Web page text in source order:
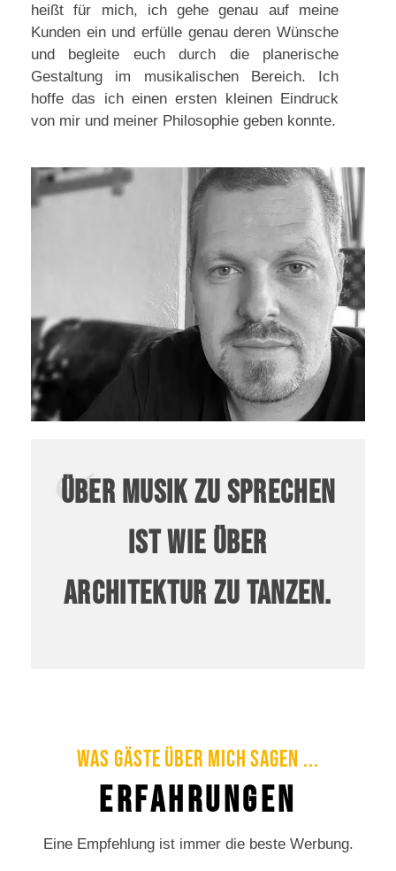
heißt für mich, ich gehe genau auf meine
Kunden ein und erfülle genau deren Wünsche
und begleite euch durch die planerische
Gestaltung im musikalischen Bereich. Ich
hoffe das ich einen ersten kleinen Eindruck
von mir und meiner Philosophie geben konnte.
Über Musik zu sprechen
ist wie über
Architektur zu tanzen.
Was Gäste über mich sagen ...
Erfahrungen
Eine Empfehlung ist immer die beste Werbung.